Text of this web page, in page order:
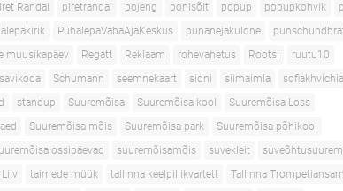
Randal piretrandal pojeng ponisõit popup popupkohvik
PühalepaVabaAjaKeskus punanejakuldne
muusikapäev Regatt Reklaam rohevahetus Rootsi
ruutu10
savikoda Schumann seemnekaart sidni siimaimla sofiakhvichia
standup Suuremõisa Suuremõisa kool
Suuremõisa Loss
Suuremõisa mõis Suuremõisa park
Suuremõisa põhikool
suuremõisamõis suvekleit
Liiv taimede müük tallinna keelpillikvartett
Tallinna